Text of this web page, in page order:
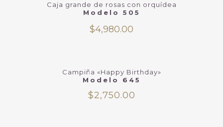
Caja grande de rosas con orquídea
Modelo 505
$4,980.00
Campiña «Happy Birthday»
Modelo 645
$2,750.00